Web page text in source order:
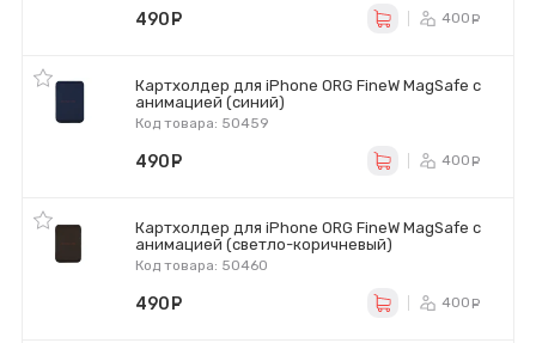
490 400
Картхолдер для iPhone ORG FineW MagSafe с
анимацией (синий)
Код товара: 50459
490 400
Картхолдер для iPhone ORG FineW MagSafe с
анимацией (светло-коричневый)
Код товара: 50460
490 400